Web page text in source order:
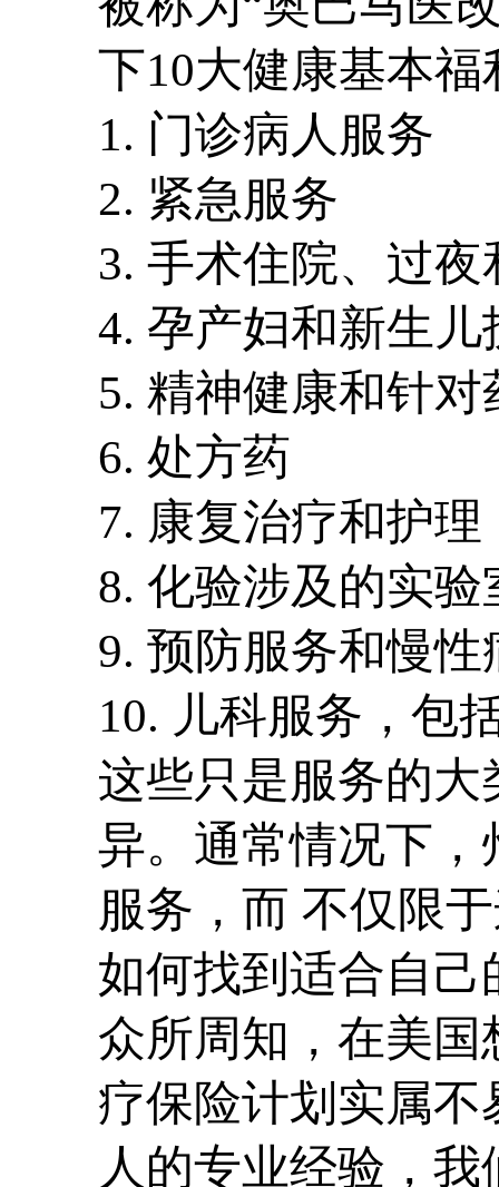
下10大健康基本福
1. 门诊病人服务
2. 紧急服务
3. 手术住院、过
4. 孕产妇和新生儿
5. 精神健康和针
6. 处方药
7. 康复治疗和护理
8. 化验涉及的实验
9. 预防服务和慢性
10. 儿科服务，包
这些只是服务的
异。通常情况下
服务，而 不仅限
如何找到适合自
众所周知，在美
疗保险计划实属
人的专业经验，